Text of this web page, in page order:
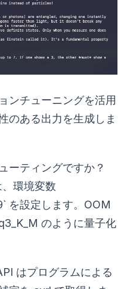
ンチューニングを活用
のある出力を生成しま
ーティングですか？
環境変数
を設定します。OOM
のように量子化
はプログラムによる